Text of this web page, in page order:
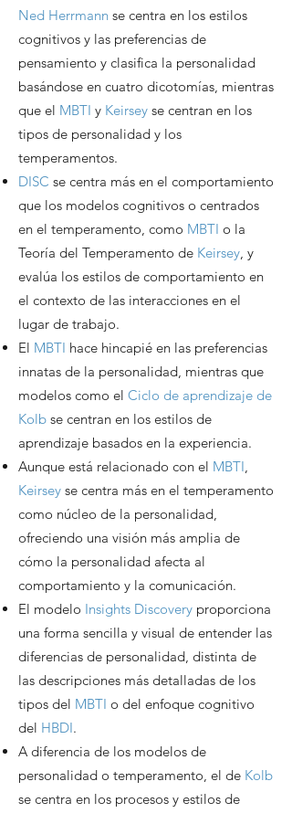
Ned Herrmann se centra en los estilos
cognitivos y las preferencias de
pensamiento y clasifica la personalidad
basándose en cuatro dicotomías, mientras
que el MBTI y Keirsey se centran en los
tipos de personalidad y los
temperamentos.
DISC se centra más en el comportamiento
que los modelos cognitivos o centrados
en el temperamento, como MBTI o la
Teoría del Temperamento de Keirsey, y
evalúa los estilos de comportamiento en
el contexto de las interacciones en el
lugar de trabajo.
El MBTI hace hincapié en las preferencias
innatas de la personalidad, mientras que
modelos como el Ciclo de aprendizaje de
Kolb se centran en los estilos de
aprendizaje basados en la experiencia.
Aunque está relacionado con el MBTI,
Keirsey se centra más en el temperamento
como núcleo de la personalidad,
ofreciendo una visión más amplia de
cómo la personalidad afecta al
comportamiento y la comunicación.
El modelo Insights Discovery proporciona
una forma sencilla y visual de entender las
diferencias de personalidad, distinta de
las descripciones más detalladas de los
tipos del MBTI o del enfoque cognitivo
del HBDI.
A diferencia de los modelos de
personalidad o temperamento, el de Kolb
se centra en los procesos y estilos de